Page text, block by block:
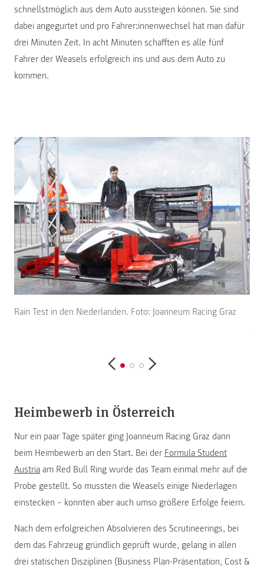
schnellstmöglich aus dem Auto aussteigen können. Sie sind
dabei angegurtet und pro Fahrer:innenwechsel hat man dafür
drei Minuten Zeit. In acht Minuten schafften es alle fünf
Fahrer der Weasels erfolgreich ins und aus dem Auto zu
kommen.
Rain Test in den Niederlanden. Foto: Joanneum Racing Graz
Heimbewerb in Österreich
Nur ein paar Tage später ging Joanneum Racing Graz dann
beim Heimbewerb an den Start. Bei der Formula Student
Austria am Red Bull Ring wurde das Team einmal mehr auf die
Probe gestellt. So mussten die Weasels einige Niederlagen
einstecken – konnten aber auch umso größere Erfolge feiern.
Nach dem erfolgreichen Absolvieren des Scrutineerings, bei
dem das Fahrzeug gründlich geprüft wurde, gelang in allen
drei statischen Disziplinen (Business Plan-Präsentation, Cost &